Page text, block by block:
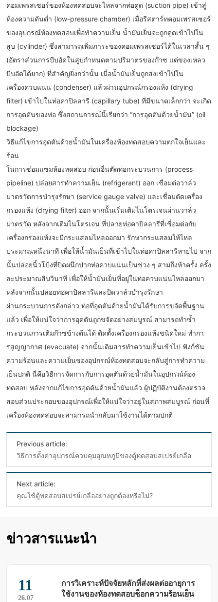
คอมเพรสเซอร์ของห้องทดสอบจะไหลจากท่อดูด (suction pipe) เข้าสู่
ห้องความดันต่ำ (low-pressure chamber) เมื่อรีสตาร์ทคอมเพรสเซอร์
ของอุปกรณ์ห้องทดสอบเพื่อทำความเย็น น้ำมันเย็นจะถูกดูดเข้าไปใน
สูบ (cylinder) ซึ่งสามารถเพิ่มภาระของคอมเพรสเซอร์ได้ในเวลาสั้น ๆ
(อัตราส่วนการบีบอัดในสูบกำหนดตามปริมาตรของก๊าซ แต่ของเหลว
บีบอัดได้ยาก) ที่สำคัญยิ่งกว่านั้น เมื่อน้ำมันเย็นถูกส่งเข้าไปใน
เครื่องควบแน่น (condenser) แล้วผ่านอุปกรณ์กรองแห้ง (drying
filter) เข้าไปในท่อคาปิลลารี (capillary tube) ที่มีขนาดเล็กกว่า จะเกิด
การอุดตันของท่อ ซึ่งสถานการณ์นี้เรียกว่า “การอุดตันด้วยน้ำมัน” (oil
blockage)
วิธีแก้ไขการอุดตันด้วยน้ำมันในเครื่องห้องทดสอบความตกใจเย็นและ
ร้อน
ในการซ่อมแซมห้องทดสอบ ก่อนอื่นตัดท่อกระบวนการ (process
pipeline) ปล่อยสารทำความเย็น (refrigerant) ออก เชื่อมต่อวาล์ว
มาตรวัดการบำรุงรักษา (service gauge valve) และเชื่อมตัดเครื่อง
กรองแห้ง (drying filter) ออก จากนั้นเริ่มเติมไนโตรเจนผ่านวาล์ว
มาตรวัด หลังจากเติมไนโตรเจน ที่ปลายท่อคาปิลลารีที่เชื่อมต่อกับ
เครื่องกรองแห้งจะมีกระแสลมไหลออกมา รักษากระแสลมให้ไหล
ประมาณหนึ่งนาที เพื่อให้น้ำมันเย็นที่เข้าไปในท่อคาปิลลารีหายไป จาก
นั้นปล่อยนิ้วโป้งที่ปิดผนึกปากท่อควบแน่นเป็นช่วง ๆ สามถึงห้าครั้ง ครั้ง
ละประมาณสิบวินาที เพื่อให้น้ำมันเย็นที่อยู่ในท่อควบแน่นไหลออกมา
หลังจากนั้นปล่อยท่อคาปิลลารีและปิดวาล์วบำรุงรักษา
ผ่านกระบวนการดังกล่าว ท่อที่อุดตันด้วยน้ำมันได้รับการขจัดพื้นฐาน
แล้ว เพื่อให้แน่ใจว่าการอุดตันถูกขจัดอย่างสมบูรณ์ สามารถทำซ้ำ
กระบวนการเติมก๊าซข้างต้นได้ ติดตั้งเครื่องกรองแห้งชนิดใหม่ ทำกา
รสูญญากาศ (evacuate) จากนั้นเติมสารทำความเย็นเข้าไป ฟังก์ชัน
ความร้อนและความเย็นของอุปกรณ์ห้องทดสอบจะกลับสู่การทำความ
เย็นปกติ นี่คือวิธีการจัดการกับการอุดตันด้วยน้ำมันในอุปกรณ์ห้อง
ทดสอบ หลังจากแก้ไขการอุดตันด้วยน้ำมันแล้ว ผู้ปฏิบัติงานต้องตรวจ
สอบส่วนประกอบของอุปกรณ์เพื่อให้แน่ใจว่าอยู่ในสภาพสมบูรณ์ ก่อนที่
เครื่องห้องทดสอบจะสามารถนำกลับมาใช้งานได้ตามปกติ
Previous article:
วิธีการตั้งค่าอุปกรณ์ควบคุมอุณหภูมิของตู้ทดสอบสเปรย์เกลือ
Next article:
คุณใช้ตู้ทดสอบสเปรย์เกลืออย่างถูกต้องหรือไม่?
ข่าวสารแนะนำ
มเมื่อใช้ตู้ทดสอบ 18
26.07
คู่มือการแก้ไขปัญหาขอ
เกลือ